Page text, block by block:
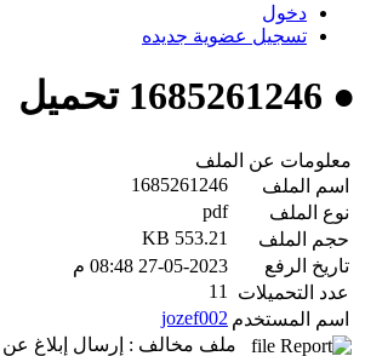
دخول
تسجيل عضوية جديده
● 1685261246 تحميل
معلومات عن الملف
اسم الملف
1685261246
نوع الملف
pdf
حجم الملف
553.21 KB
تاريخ الرفع
27-05-2023 08:48 م
عدد التحميلات
11
اسم المستخدم jozef002
ملف مخالف : إرسال إبلاغ عن